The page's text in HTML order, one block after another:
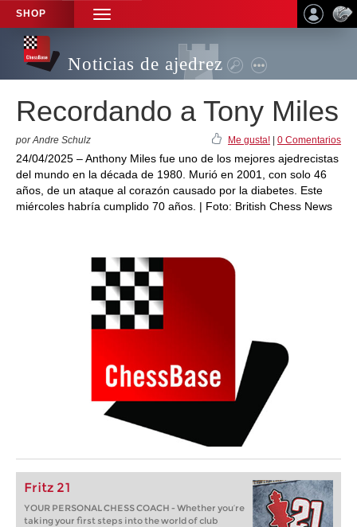
SHOP
TOGGLE
NAVIGATION
Noticias de ajedrez
Recordando a Tony Miles
por Andre Schulz Me gusta! 0 Comentarios
24/04/2025 – Anthony Miles fue uno de los mejores ajedrecistas
del mundo en la década de 1980. Murió en 2001, con solo 46
años, de un ataque al corazón causado por la diabetes. Este
miércoles habría cumplido 70 años. | Foto: British Chess News
Fritz 21
YOUR PERSONAL CHESS COACH - Whether you’re
taking your first steps into the world of club